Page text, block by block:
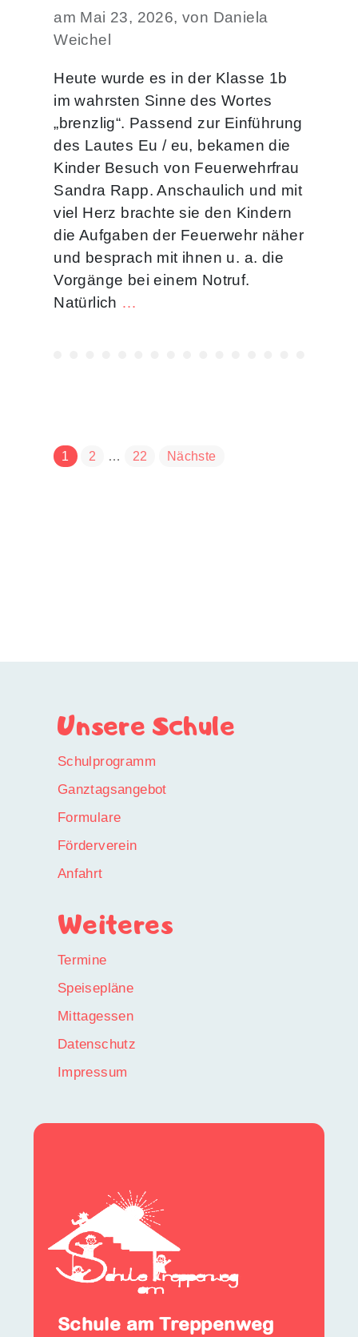
am Mai 23, 2026, von Daniela
Weichel
Heute wurde es in der Klasse 1b
im wahrsten Sinne des Wortes
„brenzlig“. Passend zur Einführung
des Lautes Eu / eu, bekamen die
Kinder Besuch von Feuerwehrfrau
Sandra Rapp. Anschaulich und mit
viel Herz brachte sie den Kindern
die Aufgaben der Feuerwehr näher
und besprach mit ihnen u. a. die
Vorgänge bei einem Notruf.
Natürlich …
der
Beiträge
1 2 … 22 Nächste
Unsere Schule
Schulprogramm
Ganztagsangebot
Formulare
Förderverein
Anfahrt
Weiteres
Termine
Speisepläne
Mittagessen
Datenschutz
Impressum
Schule am Treppenweg